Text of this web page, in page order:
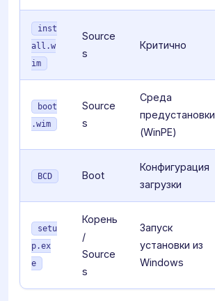
inst
all.w
im
Source
s
Критично
boot
.wim
Source
s
Среда
предустановки
(WinPE)
BCD Boot
Конфигурация
загрузки
setu
p.ex
e
Корень
/
Source
s
Запуск
установки из
Windows